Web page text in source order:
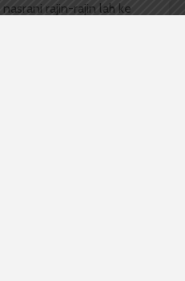
rajin-rajin lah ke